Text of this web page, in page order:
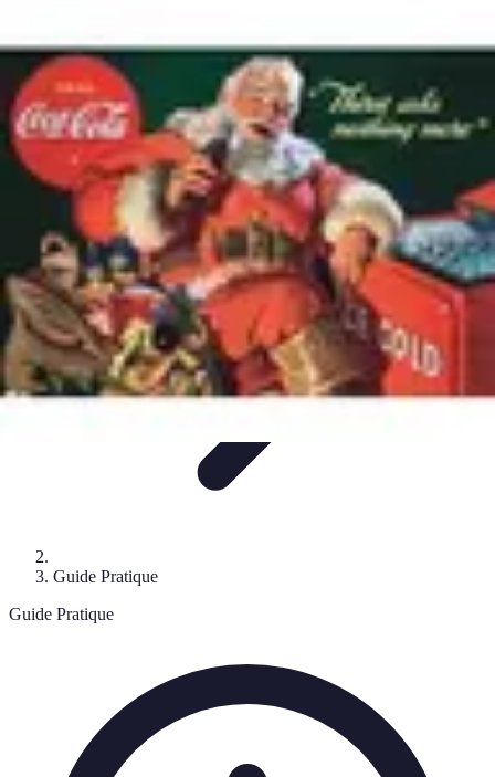
ReventePréparation à la reventeÉvaluation et Prix
Revente Cadeaux Noël
Guide Pratique
Guide Pratique